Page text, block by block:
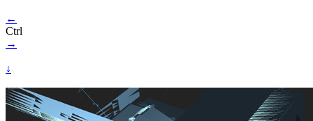
←
Ctrl
→
↓